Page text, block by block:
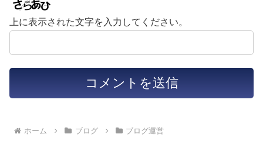
上に表示された文字を入力してください。
ホーム ブログ ブログ運営